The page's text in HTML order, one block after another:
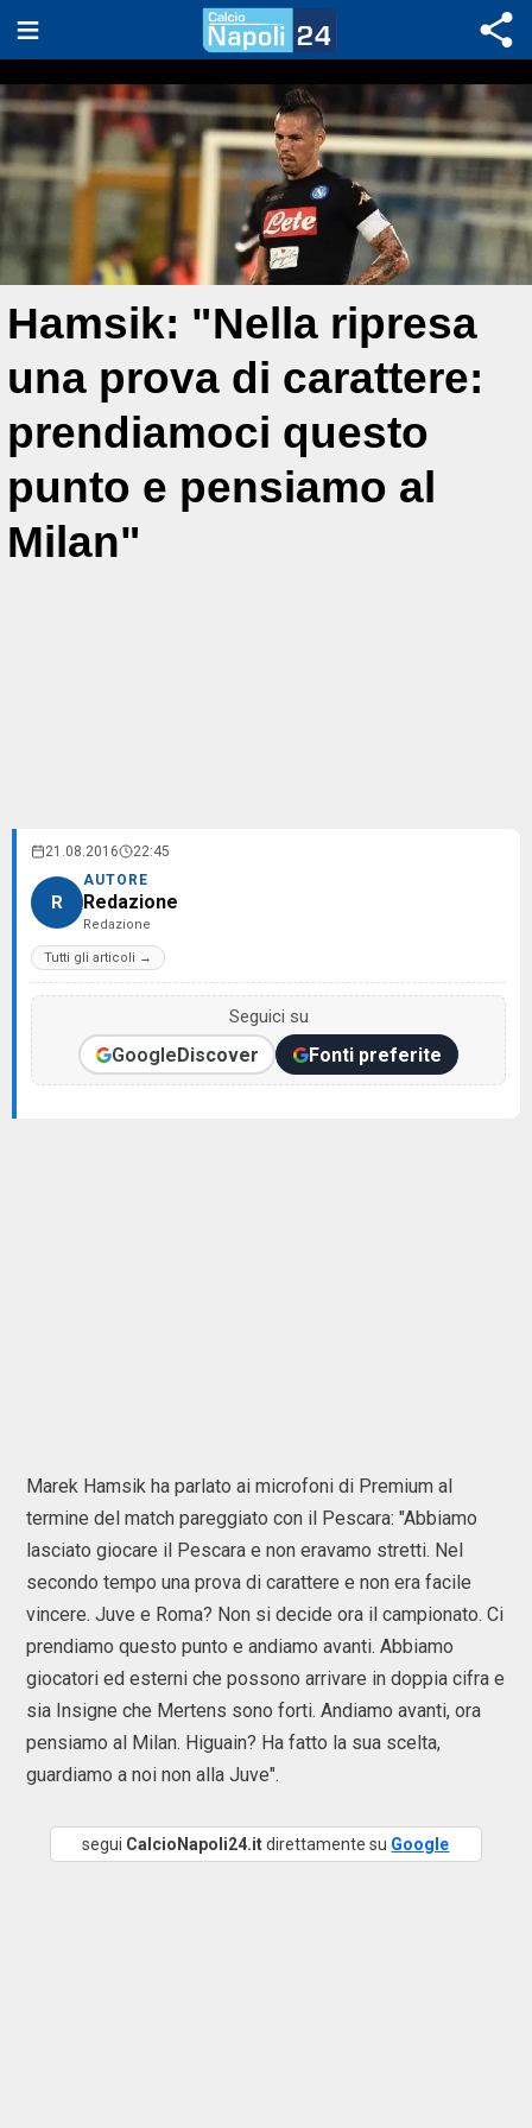
Hamsik: "Nella ripresa
una prova di carattere:
prendiamoci questo
punto e pensiamo al
Milan"
21.08.2016 22:45
R
AUTORE
Redazione
Redazione
Tutti gli articoli →
Seguici su
GoogleDiscover Fonti preferite
Marek Hamsik ha parlato ai microfoni di Premium al
termine del match pareggiato con il Pescara: "Abbiamo
lasciato giocare il Pescara e non eravamo stretti. Nel
secondo tempo una prova di carattere e non era facile
vincere. Juve e Roma? Non si decide ora il campionato. Ci
prendiamo questo punto e andiamo avanti. Abbiamo
giocatori ed esterni che possono arrivare in doppia cifra e
sia Insigne che Mertens sono forti. Andiamo avanti, ora
pensiamo al Milan. Higuain? Ha fatto la sua scelta,
guardiamo a noi non alla Juve".
segui CalcioNapoli24.itdirettamente su Google